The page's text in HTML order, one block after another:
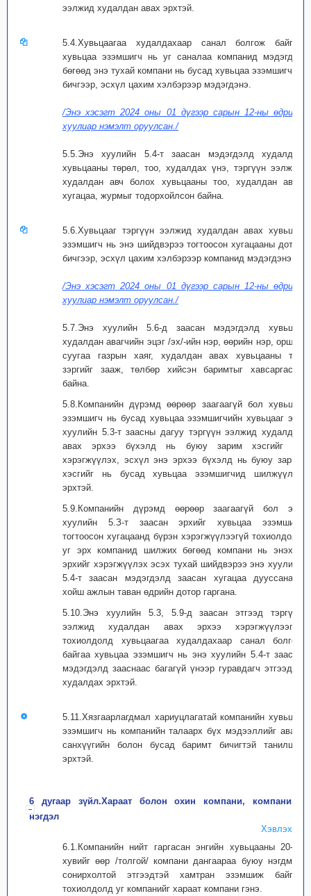
ээлжид худалдан авах эрхтэй.
5.4.Хувьцаагаа худалдахаар санал болгож байгаа
хувьцаа эзэмшигч нь уг саналаа компанид мэдэгдэх
бөгөөд энэ тухай компани нь бусад хувьцаа эзэмшигчид
бичгээр, эсхүл цахим хэлбэрээр мэдэгдэнэ.
/Энэ хэсэгт 2024 оны 01 дүгээр сарын 12-ны өдрийн
хуулиар нэмэлт оруулсан./
5.5.Энэ хуулийн 5.4-т заасан мэдэгдэлд худалдах
хувьцааны төрөл, тоо, худалдах үнэ, тэргүүн ээлжид
худалдан авч болох хувьцааны тоо, худалдан авах
хугацаа, журмыг тодорхойлсон байна.
5.6.Хувьцааг тэргүүн ээлжид худалдан авах хувьцаа
эзэмшигч нь энэ шийдвэрээ тогтоосон хугацааны дотор
бичгээр, эсхүл цахим хэлбэрээр компанид мэдэгдэнэ.
/Энэ хэсэгт 2024 оны 01 дүгээр сарын 12-ны өдрийн
хуулиар нэмэлт оруулсан./
5.7.Энэ хуулийн 5.6-д заасан мэдэгдэлд хувьцаа
худалдан авагчийн эцэг /эх/-ийн нэр, өөрийн нэр, оршин
суугаа газрын хаяг, худалдан авах хувьцааны тоо
зэргийг зааж, төлбөр хийсэн баримтыг хавсаргасан
байна.
5.8.Компанийн дүрэмд өөрөөр заагаагүй бол хувьцаа
эзэмшигч нь бусад хувьцаа эзэмшигчийн хувьцааг энэ
хуулийн 5.3-т заасны дагуу тэргүүн ээлжид худалдан
авах эрхээ бүхэлд нь буюу зарим хэсгийг нь
хэрэгжүүлэх, эсхүл энэ эрхээ бүхэлд нь буюу зарим
хэсгийг нь бусад хувьцаа эзэмшигчид шилжүүлэх
эрхтэй.
5.9.Компанийн дүрэмд өөрөөр заагаагүй бол энэ
хуулийн 5.З-т заасан эрхийг хувьцаа эзэмшигч
тогтоосон хугацаанд бүрэн хэрэгжүүлээгүй тохиолдолд
уг эрх компанид шилжих бөгөөд компани нь энэхүү
эрхийг хэрэгжүүлэх эсэх тухай шийдвэрээ энэ хуулийн
5.4-т заасан мэдэгдэлд заасан хугацаа дууссанаас
хойш ажлын таван өдрийн дотор гаргана.
5.10.Энэ хуулийн 5.3, 5.9-д заасан этгээд тэргүүн
ээлжид худалдан авах эрхээ хэрэгжүүлээгүй
тохиолдолд хувьцаагаа худалдахаар санал болгож
байгаа хувьцаа эзэмшигч нь энэ хуулийн 5.4-т заасан
мэдэгдэлд зааснаас багагүй үнээр гуравдагч этгээдэд
худалдах эрхтэй.
5.11.Хязгаарлагдмал хариуцлагатай компанийн хувьцаа
эзэмшигч нь компанийн талаарх бүх мэдээллийг авах,
санхүүгийн болон бусад баримт бичигтэй танилцах
эрхтэй.
6 дугаар зүйл.Хараат болон охин компани, компанийн
нэгдэл
Хэвлэх
6.1.Компанийн нийт гаргасан энгийн хувьцааны 20-50
хувийг өөр /толгой/ компани дангаараа буюу нэгдмэл
сонирхолтой этгээдтэй хамтран эзэмшиж байгаа
тохиолдолд уг компанийг хараат компани гэнэ.